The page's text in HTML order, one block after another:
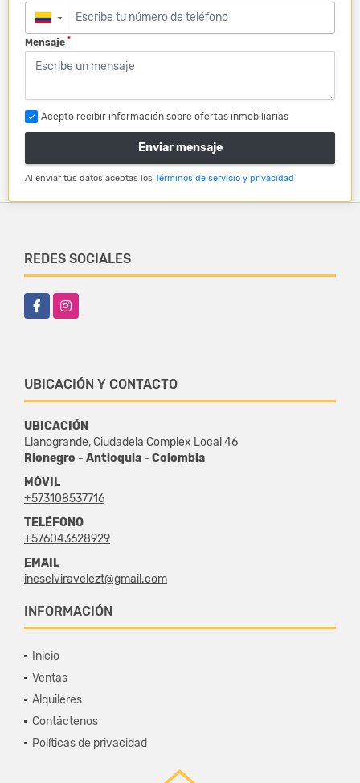
▼
Mensaje *
Acepto recibir información sobre ofertas inmobiliarias
Enviar mensaje
Al enviar tus datos aceptas los Términos de servicio y privacidad
REDES SOCIALES
FacebookInstagram
UBICACIÓN Y CONTACTO
UBICACIÓN
Llanogrande, Ciudadela Complex Local 46
Rionegro - Antioquia - Colombia
MÓVIL
+573108537716
TELÉFONO
+576043628929
EMAIL
ineselviravelezt@gmail.com
INFORMACIÓN
Inicio
Ventas
Alquileres
Contáctenos
Políticas de privacidad